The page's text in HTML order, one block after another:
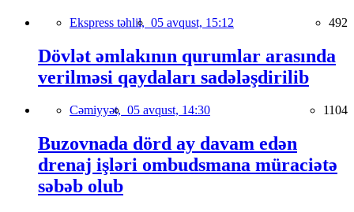
Ekspress təhlil, 05 avqust, 15:12 492
Dövlət əmlakının qurumlar arasında
verilməsi qaydaları sadələşdirilib
Cəmiyyət, 05 avqust, 14:30 1104
Buzovnada dörd ay davam edən
drenaj işləri ombudsmana müraciətə
səbəb olub